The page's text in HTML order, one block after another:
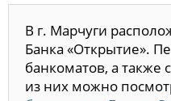
В г. Марчуги
Банка «Открытие».
банкоматов, а
из них можно